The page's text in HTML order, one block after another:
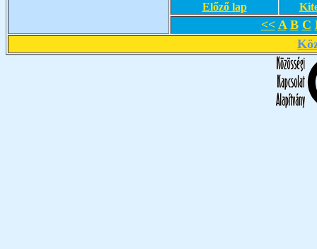
Előző lap
<< A B C